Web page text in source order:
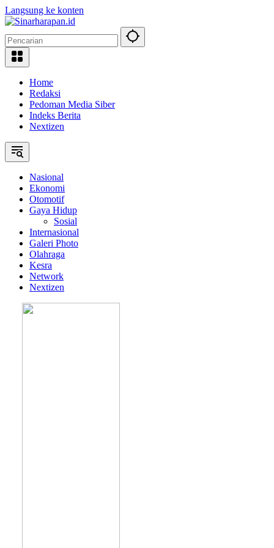
Langsung ke konten
Home
Redaksi
Pedoman Media Siber
Indeks Berita
Nextizen
Nasional
Ekonomi
Otomotif
Gaya Hidup
Sosial
Internasional
Galeri Photo
Olahraga
Kesra
Network
Nextizen